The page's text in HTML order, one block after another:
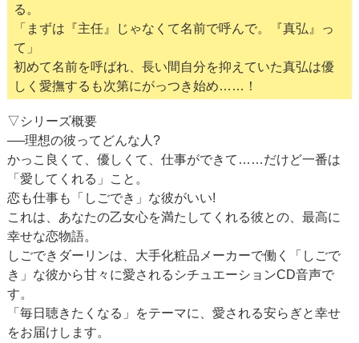
る。
「まずは『主任』じゃなくて名前で呼んで。『真弘』っ
て」
初めて名前を呼ばれ、長い間自分を抑えていた真弘は優
しく愛撫するも次第にがっつき始め……！
▽シリーズ概要
──理想の彼ってどんな人?
かっこ良くて、優しくて、仕事ができて……だけど一番は
「愛してくれる」こと。
恋も仕事も「しごでき」な彼がいい!
これは、あなたの乙女心を満たしてくれる彼との、最高に
幸せな恋物語。
しごできダーリンは、大手化粧品メーカーで働く「しごで
き」な彼から甘々に愛されるシチュエーションCD音声で
す。
「毎日聴きたくなる」をテーマに、愛される安らぎと幸せ
をお届けします。